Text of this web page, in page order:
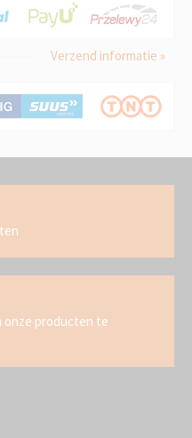
Verzend informatie »
onze producten te